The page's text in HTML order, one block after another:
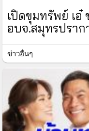
เปิดขุมทรัพย์ เ
อบจ.สมุทรปรา
ข่าวอื่นๆ